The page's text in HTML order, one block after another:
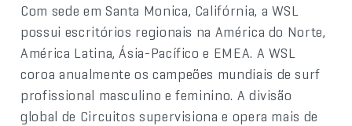
Com sede em Santa Monica, Califórnia, a WSL
possui escritórios regionais na América do Norte,
América Latina, Ásia-Pacífico e EMEA. A WSL
coroa anualmente os campeões mundiais de surf
profissional masculino e feminino. A divisão
global de Circuitos supervisiona e opera mais de